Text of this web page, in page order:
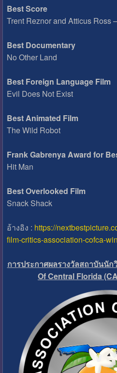
Best Score
Trent Reznor and Atticus Ross
Best Documentary
No Other Land
Best Foreign Language Film
Evil Does Not Exist
Best Animated Film
The Wild Robot
Frank Gabrenya Award for
Hit Man
Best Overlooked Film
Snack Shack
อ้างอิง : https://
film-critics-association-cofca-
การประกาศผลรางวัลสถาบันนั
Of Central Florida